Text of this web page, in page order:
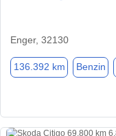
Enger, 32130
136.392 km Benzin